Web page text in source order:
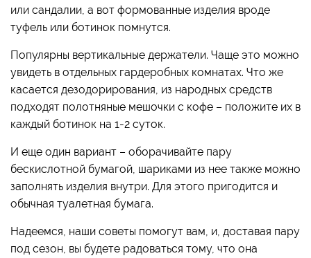
или сандалии, а вот формованные изделия вроде
туфель или ботинок помнутся.
Популярны вертикальные держатели. Чаще это можно
увидеть в отдельных гардеробных комнатах. Что же
касается дезодорирования, из народных средств
подходят полотняные мешочки с кофе – положите их в
каждый ботинок на 1-2 суток.
И еще один вариант – оборачивайте пару
бескислотной бумагой, шариками из нее также можно
заполнять изделия внутри. Для этого пригодится и
обычная туалетная бумага.
Надеемся, наши советы помогут вам, и, доставая пару
под сезон, вы будете радоваться тому, что она